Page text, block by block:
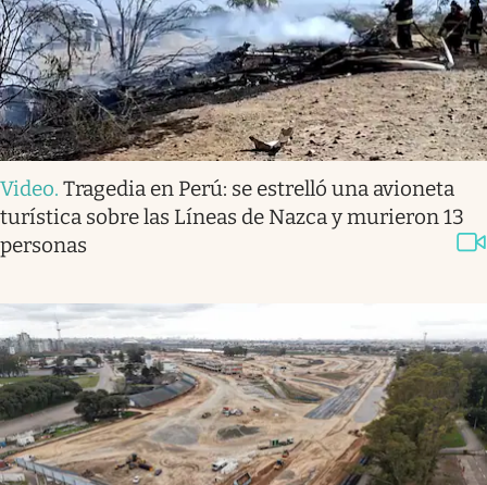
Video. Tragedia en Perú: se estrelló una avioneta
turística sobre las Líneas de Nazca y murieron 13
personas